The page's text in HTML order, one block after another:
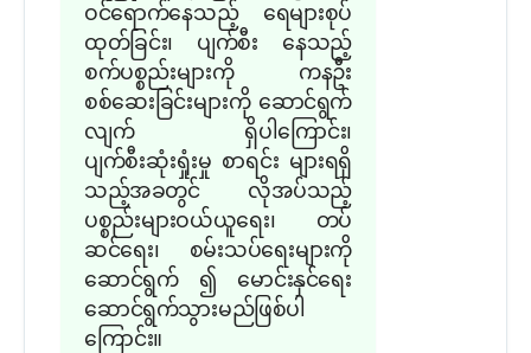
ဝင်ရောက်နေသည့် ရေများစုပ်
ထုတ်ခြင်း၊ ပျက်စီး နေသည့်
စက်ပစ္စည်းများကို ကနဦး
စစ်ဆေးခြင်းများကို ဆောင်ရွက်
လျက် ရှိပါကြောင်း၊
ပျက်စီးဆုံးရှုံးမှု စာရင်း များရရှိ
သည့်အခတွင် လိုအပ်သည့်
ပစ္စည်းများဝယ်ယူရေး၊ တပ်
ဆင်ရေး၊ စမ်းသပ်ရေးများကို
ဆောင်ရွက် ၍ မောင်းနှင်ရေး
ဆောင်ရွက်သွားမည်ဖြစ်ပါ
ကြောင်း။